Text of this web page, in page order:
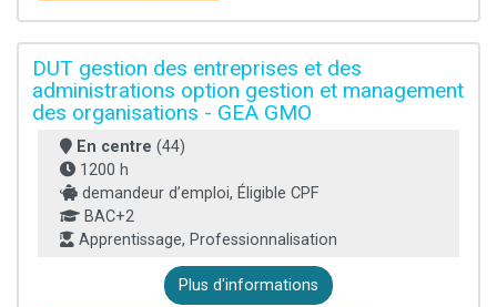
DUT gestion des entreprises et des
administrations option gestion et management
des organisations - GEA GMO
En centre (44)
1200 h
demandeur d’emploi, Éligible CPF
BAC+2
Apprentissage, Professionnalisation
Plus d'informations